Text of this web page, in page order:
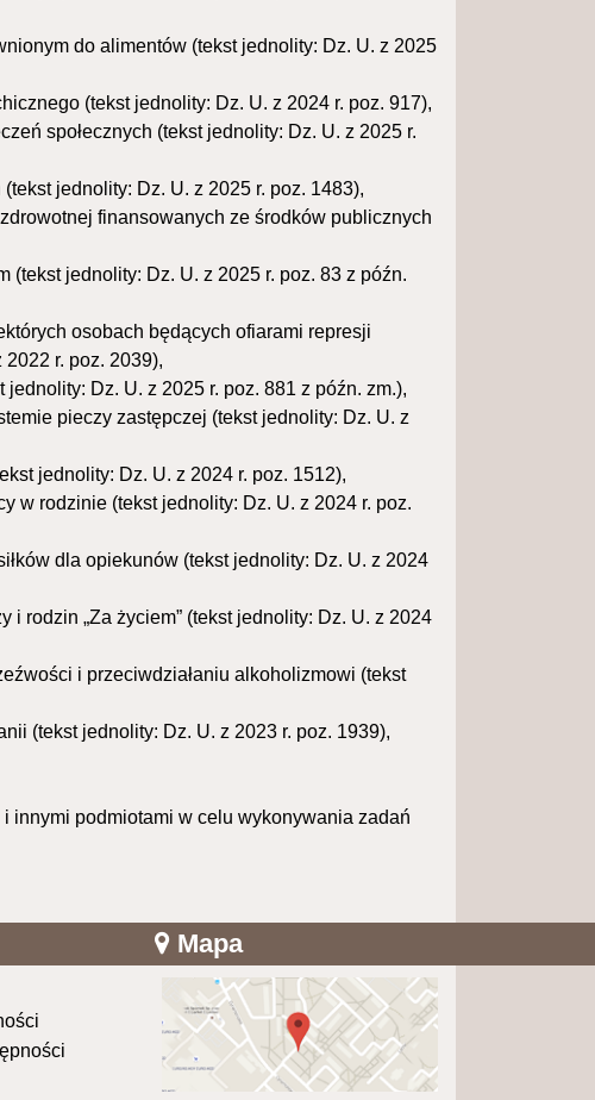
do alimentów (tekst jednolity: Dz. U. z 2025
(tekst jednolity: Dz. U. z 2024 r. poz. 917),
społecznych (tekst jednolity: Dz. U. z 2025 r.
jednolity: Dz. U. z 2025 r. poz. 1483),
finansowanych ze środków publicznych
jednolity: Dz. U. z 2025 r. poz. 83 z późn.
osobach będących ofiarami represji
r. poz. 2039),
Dz. U. z 2025 r. poz. 881 z późn. zm.),
pieczy zastępczej (tekst jednolity: Dz. U. z
jednolity: Dz. U. z 2024 r. poz. 1512),
w rodzinie (tekst jednolity: Dz. U. z 2024 r. poz.
dla opiekunów (tekst jednolity: Dz. U. z 2024
rodzin „Za życiem” (tekst jednolity: Dz. U. z 2024
i przeciwdziałaniu alkoholizmowi (tekst
(tekst jednolity: Dz. U. z 2023 r. poz. 1939),
innymi podmiotami w celu wykonywania zadań
Mapa